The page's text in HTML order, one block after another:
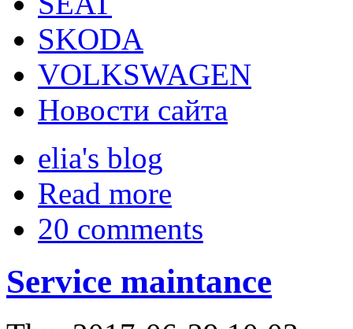
SKODA
VOLKSWAGEN
Новости сайта
elia's blog
Read more
20 comments
Service maintance